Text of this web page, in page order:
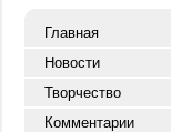
Главная
Новости
Творчество
Комментарии